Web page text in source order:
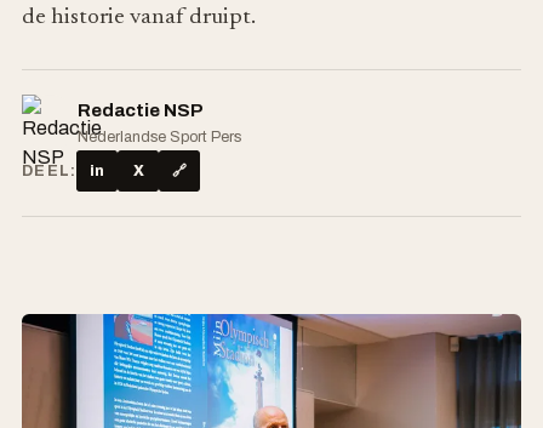
de historie vanaf druipt.
Redactie NSP
Nederlandse Sport Pers
DEEL:
in X 🔗